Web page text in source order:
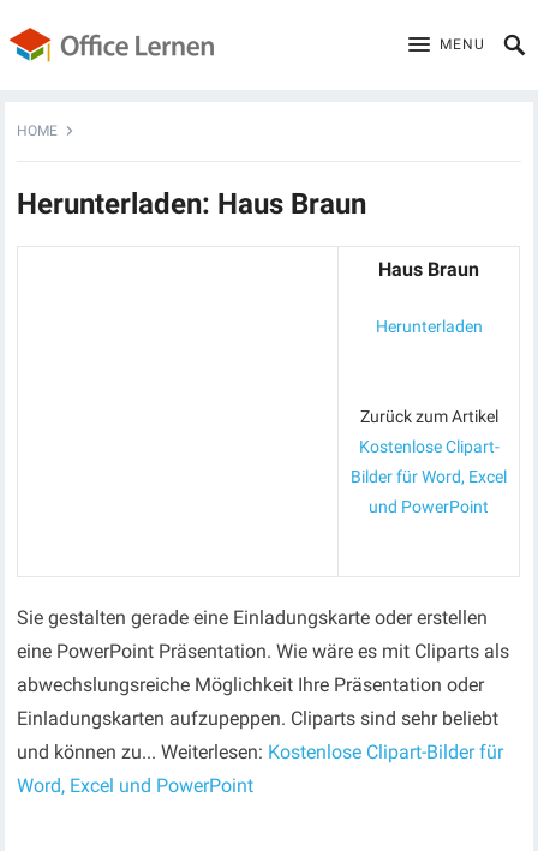
MENU
HOME
Herunterladen: Haus Braun
Haus Braun
Herunterladen
Zurück zum Artikel
Kostenlose Clipart-
Bilder für Word, Excel
und PowerPoint
Sie gestalten gerade eine Einladungskarte oder erstellen
eine PowerPoint Präsentation. Wie wäre es mit Cliparts als
abwechslungsreiche Möglichkeit Ihre Präsentation oder
Einladungskarten aufzupeppen. Cliparts sind sehr beliebt
und können zu... Weiterlesen: Kostenlose Clipart-Bilder für
Word, Excel und PowerPoint